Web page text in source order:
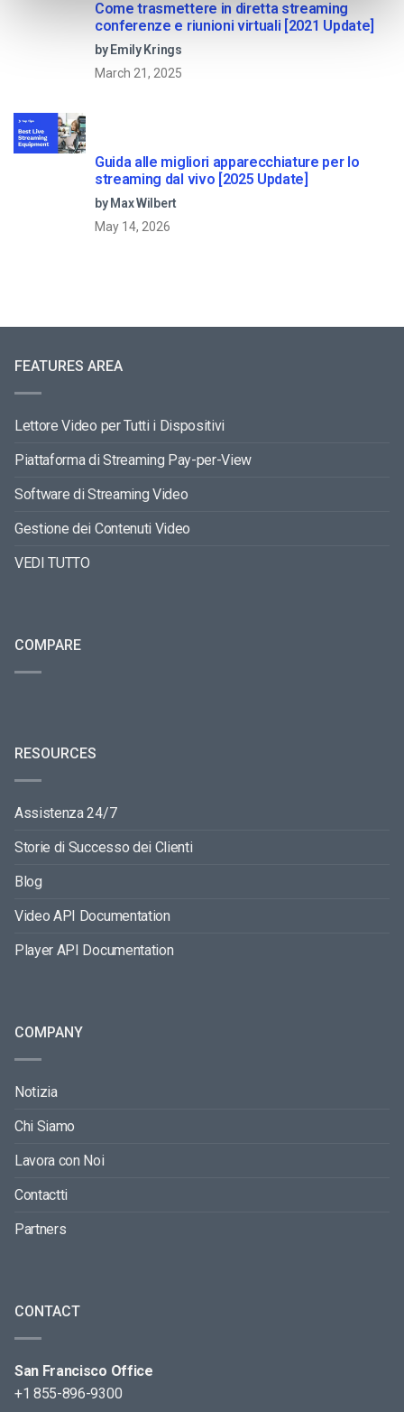
Come trasmettere in diretta streaming
conferenze e riunioni virtuali [2021 Update]
by Emily Krings
March 21, 2025
Guida alle migliori apparecchiature per lo
streaming dal vivo [2025 Update]
by Max Wilbert
May 14, 2026
FEATURES AREA
Lettore Video per Tutti i Dispositivi
Piattaforma di Streaming Pay-per-View
Software di Streaming Video
Gestione dei Contenuti Video
VEDI TUTTO
COMPARE
RESOURCES
Assistenza 24/7
Storie di Successo dei Clienti
Blog
Video API Documentation
Player API Documentation
COMPANY
Notizia
Chi Siamo
Lavora con Noi
Contactti
Partners
CONTACT
San Francisco Office
+1 855-896-9300